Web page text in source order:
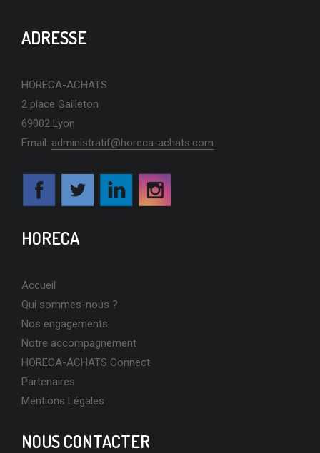
ADRESSE
HORECA-ACHATS
2 place Gailleton
69002 Lyon
Email: administratif@horeca-achats.com
HORECA
Accueil
Qui sommes-nous ?
Nos engagements
Notre accompagnement
HORECA-ACHATS Connect
Partenaires
Mentions Légales
NOUS CONTACTER